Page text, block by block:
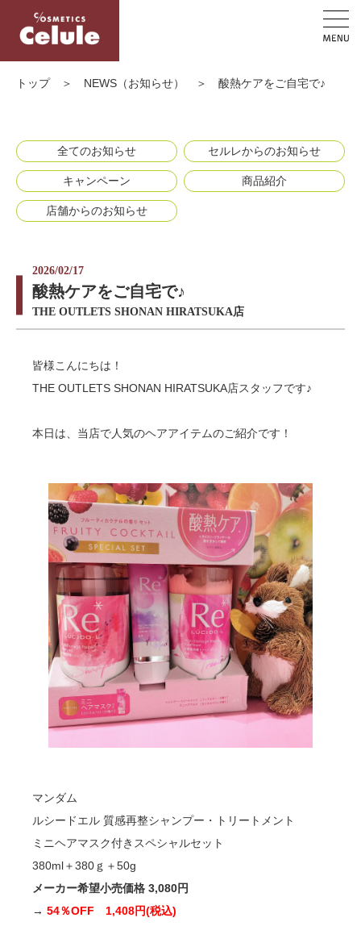
トップ＞ NEWS（お知らせ） ＞ 酸熱ケアをご自宅で♪
全てのお知らせ セルレからのお知らせ
キャンペーン 商品紹介
店舗からのお知らせ
2026/02/17
酸熱ケアをご自宅で♪
THE OUTLETS SHONAN HIRATSUKA店
皆様こんにちは！
THE OUTLETS SHONAN HIRATSUKA店スタッフです♪
本日は、当店で人気のヘアアイテムのご紹介です！
マンダム
ルシードエル 質感再整シャンプー・トリートメント
ミニヘアマスク付きスペシャルセット
380ml＋380ｇ＋50g
メーカー希望小売価格 3,080円
→ 54％OFF 1,408円(税込)